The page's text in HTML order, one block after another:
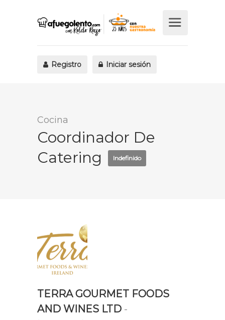
Registro Iniciar sesión
Cocina
Coordinador De
Catering
Indefinido
TERRA GOURMET FOODS
AND WINES LTD -